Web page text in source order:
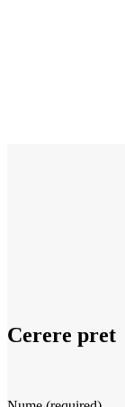
Cerere pret